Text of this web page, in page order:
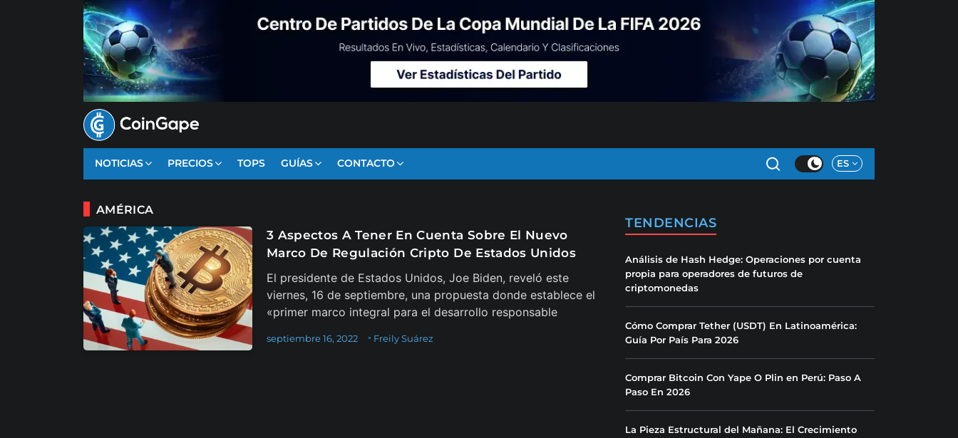
NOTICIAS PRECIOS TOPS GUÍAS CONTACTO ES
AMÉRICA
3 Aspectos A Tener En Cuenta Sobre El Nuevo
Marco De Regulación Cripto De Estados Unidos
El presidente de Estados Unidos, Joe Biden, reveló este
viernes, 16 de septiembre, una propuesta donde establece el
«primer marco integral para el desarrollo responsable
Freily Suárez
septiembre 16, 2022
TENDENCIAS
Análisis de Hash Hedge: Operaciones por cuenta
propia para operadores de futuros de
criptomonedas
Cómo Comprar Tether (USDT) En Latinoamérica:
Guía Por País Para 2026
Comprar Bitcoin Con Yape O Plin en Perú: Paso A
Paso En 2026
La Pieza Estructural del Mañana: El Crecimiento